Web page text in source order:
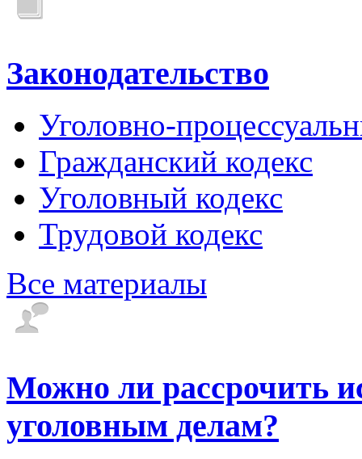
Законодательство
Уголовно-
Гражданский кодекс
Уголовный кодекс
Трудовой кодекс
Все материалы
Можно ли рассрочить
уголовным делам?